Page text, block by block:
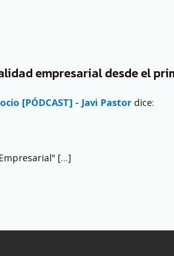
empresarial desde el
[PÓDCAST] - Javi Pastor dice:
[…]